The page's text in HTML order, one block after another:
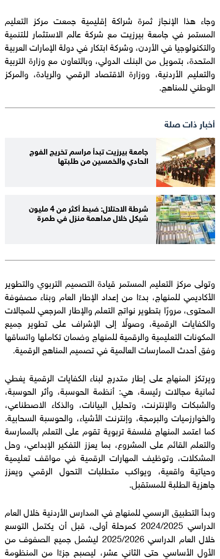
وجاء هذا الإنجاز ثمرة شراكة إقليمية جمعت مركز التعليم
المستمر في جامعة بيرزيت مع شركة عالم الاستثمار للتنمية
والتكنولوجيا في الأردن، وشركة ابتكار في دولة الإمارات العربية
المتحدة، بتمويل من البنك الدولي، وبالتعاون مع وزارة التربية
والتعليم الأردنية، ووزارة الاقتصاد الرقمي والريادة، والمركز
الوطني للمناهج.
أخبار ذات صلة
جامعة بيرزيت تبدأ مراسم تخريج الفوج
الحادي والخمسين من طلبتها
شرطة الاحتلال: ضبط أكثر من 4 مليون
شيكل خلال مداهمة منزل في طمرة
وتولى مركز التعليم المستمر قيادة التصميم التربوي والتطوير
الأكاديمي للمنهاج، بدءًا من إعداد الإطار العام وبناء مصفوفة
المحتوى، مرورًا بتطوير نواتج التعلم والإطار المرجعي للمجالات
والكفايات الرقمية، وصولًا إلى الإشراف على تطوير جميع
المكونات التعليمية والرقمية للمنهاج وضمان تكاملها واتساقها
وفق أحدث الممارسات العالمية في تصميم المناهج الرقمية.
ويرتكز المنهاج على إطار متدرج لبناء الكفايات الرقمية يغطي
ثمانية مجالات رئيسة، هي: أنظمة الحوسبة، وأثر الحوسبة،
والشبكات والإنترنت، وتحليل البيانات، والذكاء الاصطناعي،
والخوارزميات والبرمجة، وإنترنت الأشياء، والحوسبة السحابية.
كما اعتمد المنهاج فلسفة تربوية تقوم على التعلم بالممارسة
والتعلم القائم على المشروع، بما يعزز التفكير الإبداعي، وحل
المشكلات، وتوظيف المهارات الرقمية في مواقف تعليمية
وحياتية واقعية، ويواكب متطلبات التحول الرقمي ويعزز
جاهزية الطلبة للمستقبل.
وبدأ التطبيق الرسمي للمنهاج في المدارس الأردنية خلال العام
الدراسي 2024/2025 كمرحلة أولى، قبل أن يكتمل التوسع
خلال العام الدراسي 2025/2026 ليشمل جميع الصفوف من
الأول الأساسي حتى الثاني عشر، ليصبح جزءًا من المنظومة